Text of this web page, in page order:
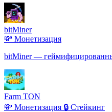
bitMiner
💸 Монетизация
bitMiner —
Farm TON
💸 Монетизация 🔒 Стейкинг